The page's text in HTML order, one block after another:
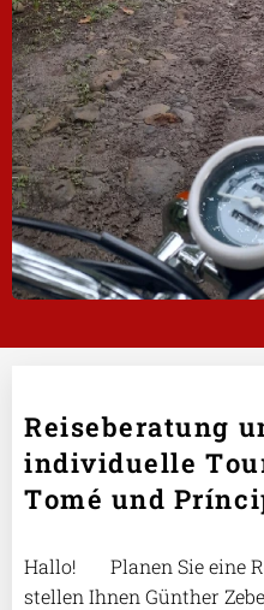
Reiseberatung
individuelle
Tomé und
Hallo! 🌴 Planen Sie eine
stellen Ihnen Günther